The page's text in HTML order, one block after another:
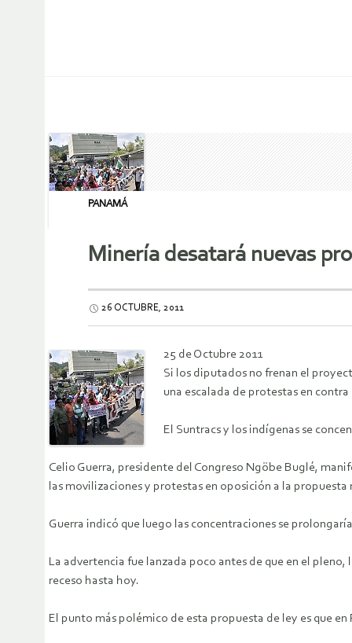
PANAMÁ
Minería desatará nuevas
26 OCTUBRE, 2011
25 de Octubre 2011
Si los diputados no frenan el
una escalada de protestas en
El Suntracs y los indígenas se
Celio Guerra, presidente del Congreso Ngöbe Buglé,
las movilizaciones y protestas en oposición a la propuesta
Guerra indicó que luego las concentraciones se
La advertencia fue lanzada poco antes de que en el
receso hasta hoy.
El punto más polémico de esta propuesta de ley es que